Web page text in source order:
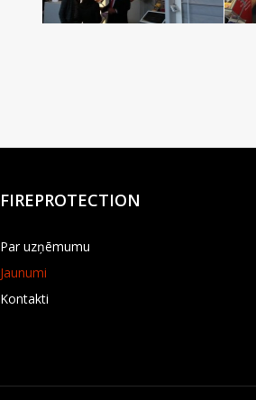
FIREPROTECTION
Par uzņēmumu
Jaunumi
Kontakti